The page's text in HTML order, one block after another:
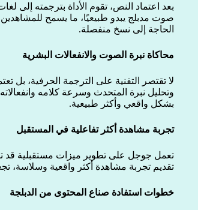
بعد اعتماد النص، تقوم الأداة بترجمته إلى
صوت مدبلج يبدو طبيعيًا، ما يسمح للمشاهدين
الحاجة إلى نسخ منفصلة.
محاكاة نبرة الصوت والانفعالات البشرية
لا تقتصر التقنية على الترجمة الحرفية، بل
وتحليل نبرة المتحدث وسرعة كلامه
بشكل واقعي وأكثر طبيعية.
تجربة مشاهدة أكثر تفاعلية في المستقبل
تعمل جوجل على تطوير ميزات مستقبلية قد
تقديم تجربة مشاهدة أكثر واقعية وسلاسة،
خطوات استفادة صناع المحتوى من الدبلجة